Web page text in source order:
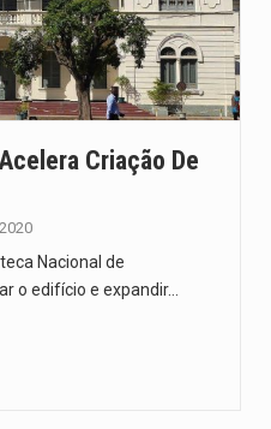
Segundo as autoridades canadianas, mais de 200 incêndios florestais continuam…
De acordo com as autoridades de saúde da Faixa de…
Criação De
Nacional de
o edifício e expandir…